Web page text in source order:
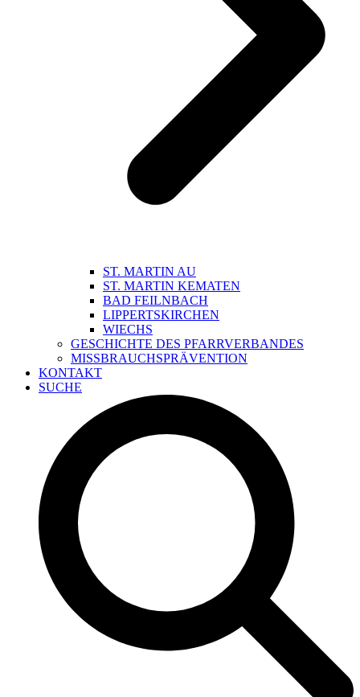
ST. MARTIN AU
ST. MARTIN KEMATEN
BAD FEILNBACH
LIPPERTSKIRCHEN
WIECHS
GESCHICHTE DES PFARRVERBANDES
MISSBRAUCHSPRÄVENTION
KONTAKT
SUCHE